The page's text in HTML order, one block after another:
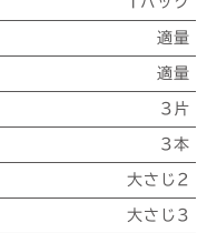
適量
適量
3片
3本
大さじ2
大さじ3